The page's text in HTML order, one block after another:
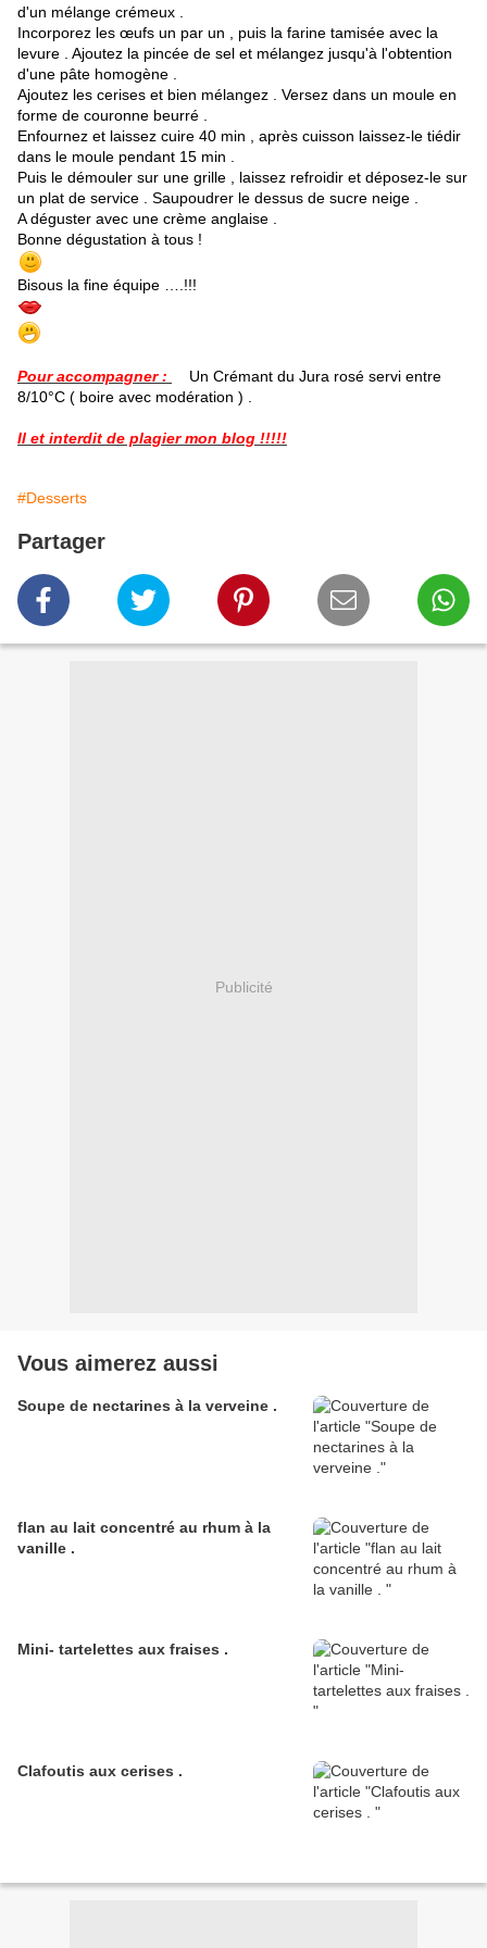
d'un mélange crémeux .
Incorporez les œufs un par un , puis la farine tamisée avec la
levure . Ajoutez la pincée de sel et mélangez jusqu'à l'obtention
d'une pâte homogène .
Ajoutez les cerises et bien mélangez . Versez dans un moule en
forme de couronne beurré .
Enfournez et laissez cuire 40 min , après cuisson laissez-le tiédir
dans le moule pendant 15 min .
Puis le démouler sur une grille , laissez refroidir et déposez-le sur
un plat de service . Saupoudrer le dessus de sucre neige .
A déguster avec une crème anglaise .
Bonne dégustation à tous !
Bisous la fine équipe ….!!!
Pour accompagner :
Un Crémant du Jura rosé servi entre
8/10°C ( boire avec modération ) .
Il et interdit de plagier mon blog !!!!!
#Desserts
Partager
Publicité
Vous aimerez aussi
Soupe de nectarines à la verveine .
flan au lait concentré au rhum à la
vanille .
Mini- tartelettes aux fraises .
Clafoutis aux cerises .